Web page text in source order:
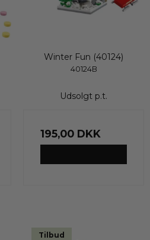
Winter Fun (40124)
40124B
Udsolgt p.t.
195,00 DKK
Tilbud